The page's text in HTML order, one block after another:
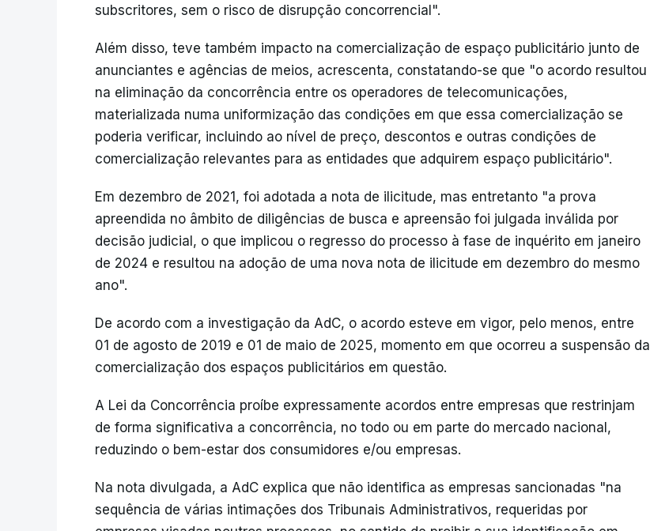
subscritores, sem o risco de disrupção concorrencial".
Além disso, teve também impacto na comercialização de espaço publicitário junto de
anunciantes e agências de meios, acrescenta, constatando-se que "o acordo resultou
na eliminação da concorrência entre os operadores de telecomunicações,
materializada numa uniformização das condições em que essa comercialização se
poderia verificar, incluindo ao nível de preço, descontos e outras condições de
comercialização relevantes para as entidades que adquirem espaço publicitário".
Em dezembro de 2021, foi adotada a nota de ilicitude, mas entretanto "a prova
apreendida no âmbito de diligências de busca e apreensão foi julgada inválida por
decisão judicial, o que implicou o regresso do processo à fase de inquérito em janeiro
de 2024 e resultou na adoção de uma nova nota de ilicitude em dezembro do mesmo
ano".
De acordo com a investigação da AdC, o acordo esteve em vigor, pelo menos, entre
01 de agosto de 2019 e 01 de maio de 2025, momento em que ocorreu a suspensão da
comercialização dos espaços publicitários em questão.
A Lei da Concorrência proíbe expressamente acordos entre empresas que restrinjam
de forma significativa a concorrência, no todo ou em parte do mercado nacional,
reduzindo o bem-estar dos consumidores e/ou empresas.
Na nota divulgada, a AdC explica que não identifica as empresas sancionadas "na
sequência de várias intimações dos Tribunais Administrativos, requeridas por